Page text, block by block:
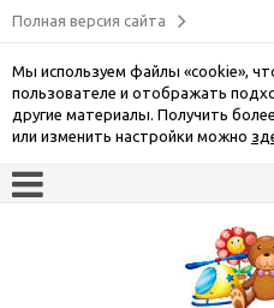
Полная версия сайта
Мы используем файлы «cookie»,
пользователе и отображать
другие материалы. Получить
или изменить настройки можно